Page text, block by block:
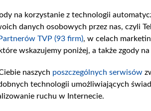
PAP)na korzystanie z technologii
danych osobowych przez nas, czyli
TVP (93 firm), w celach
wskazujemy poniżej, a także zgody
naszych poszczególnych serwisów
technologii umożliwiających
ruchu w Internecie.